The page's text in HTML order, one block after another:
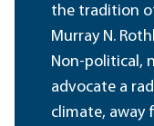
the tradition
Murray N.
Non-political,
advocate a
climate, away